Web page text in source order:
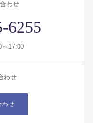
わせ
6255
～17:00
わせ
わせ